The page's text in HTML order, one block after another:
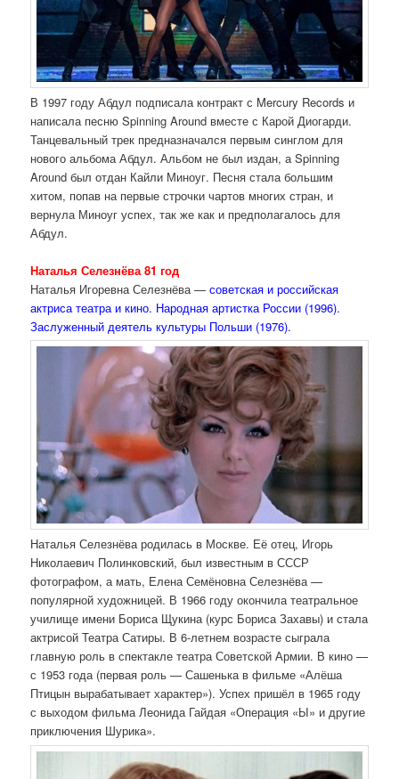
В 1997 году Абдул подписала контракт с Mercury Records и
написала песню Spinning Around вместе с Карой Диогарди.
Танцевальный трек предназначался первым синглом для
нового альбома Абдул. Альбом не был издан, а Spinning
Around был отдан Кайли Миноуг. Песня стала большим
хитом, попав на первые строчки чартов многих стран, и
вернула Миноуг успех, так же как и предполагалось для
Абдул.
Наталья Селезнёва 81 год
Наталья Игоревна Селезнёва —советская и российская
актриса театра и кино. Народная артистка России (1996).
Заслуженный деятель культуры Польши (1976).
Наталья Селезнёва родилась в Москве. Её отец, Игорь
Николаевич Полинковский, был известным в СССР
фотографом, а мать, Елена Семёновна Селезнёва —
популярной художницей. В 1966 году окончила театральное
училище имени Бориса Щукина (курс Бориса Захавы) и стала
актрисой Театра Сатиры. В 6-летнем возрасте сыграла
главную роль в спектакле театра Советской Армии. В кино —
с 1953 года (первая роль — Сашенька в фильме «Алёша
Птицын вырабатывает характер»). Успех пришёл в 1965 году
с выходом фильма Леонида Гайдая «Операция «Ы» и другие
приключения Шурика».